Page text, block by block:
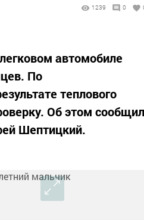
1239 0
автомобиле
По
теплового
Об этом сообщил
Шептицкий.